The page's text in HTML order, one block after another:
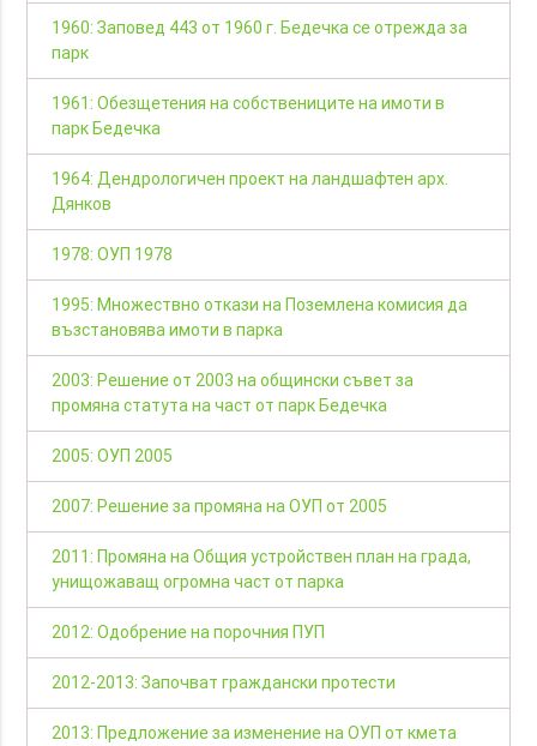
1960: Заповед 443 от 1960 г. Бедечка се отрежда за
парк
1961: Обезщетения на собствениците на имоти в
парк Бедечка
1964: Дендрологичен проект на ландшафтен арх.
Дянков
1978: ОУП 1978
1995: Множествно откази на Поземлена комисия да
възстановява имоти в парка
2003: Решение от 2003 на общински съвет за
промяна статута на част от парк Бедечка
2005: ОУП 2005
2007: Решение за промяна на ОУП от 2005
2011: Промяна на Общия устройствен план на града,
унищожаващ огромна част от парка
2012: Одобрение на порочния ПУП
2012-2013: Започват граждански протести
2013: Предложение за изменение на ОУП от кмета